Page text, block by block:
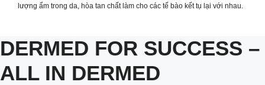
lượng ẩm trong da, hòa tan chất làm cho các tế bào kết tụ lại với nhau.
DERMED FOR SUCCESS –
ALL IN DERMED